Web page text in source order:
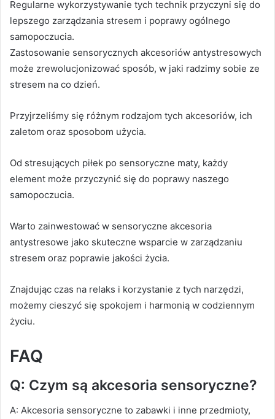
Regularne wykorzystywanie tych technik przyczyni się do
lepszego zarządzania stresem i poprawy ogólnego
samopoczucia.
Zastosowanie sensorycznych akcesoriów antystresowych
może zrewolucjonizować sposób, w jaki radzimy sobie ze
stresem na co dzień.
Przyjrzeliśmy się różnym rodzajom tych akcesoriów, ich
zaletom oraz sposobom użycia.
Od stresujących piłek po sensoryczne maty, każdy
element może przyczynić się do poprawy naszego
samopoczucia.
Warto zainwestować w sensoryczne akcesoria
antystresowe jako skuteczne wsparcie w zarządzaniu
stresem oraz poprawie jakości życia.
Znajdując czas na relaks i korzystanie z tych narzędzi,
możemy cieszyć się spokojem i harmonią w codziennym
życiu.
FAQ
Q: Czym są akcesoria sensoryczne?
A: Akcesoria sensoryczne to zabawki i inne przedmioty,